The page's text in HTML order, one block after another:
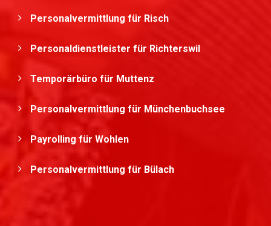
Personalvermittlung für Risch
Personaldienstleister für Richterswil
Temporärbüro für Muttenz
Personalvermittlung für Münchenbuchsee
Payrolling für Wohlen
Personalvermittlung für Bülach